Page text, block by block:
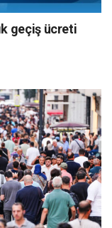
geçiş ücreti